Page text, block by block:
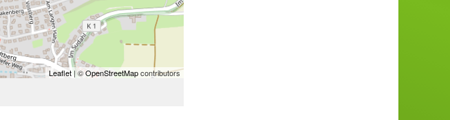
Leaflet| ©OpenStreetMapcontributors